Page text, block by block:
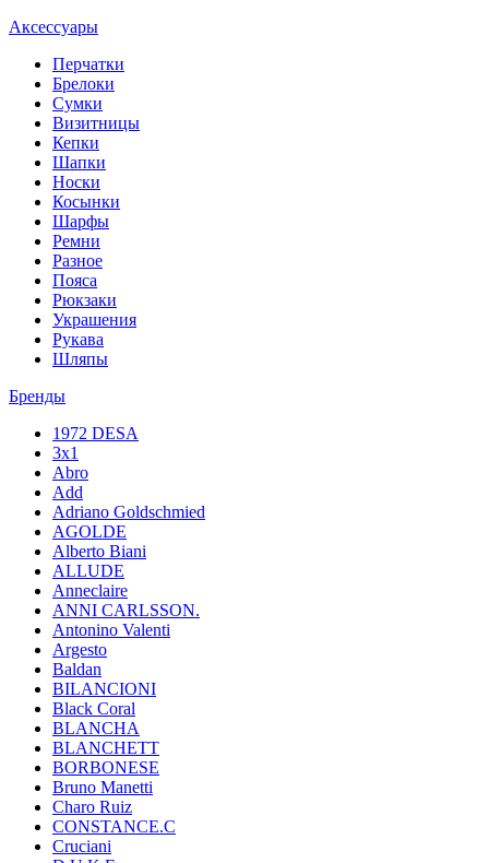
Аксессуары
Перчатки
Брелоки
Сумки
Визитницы
Кепки
Шапки
Носки
Косынки
Шарфы
Ремни
Разное
Пояса
Рюкзаки
Украшения
Рукава
Шляпы
Бренды
1972 DESA
3x1
Abro
Add
Adriano Goldschmied
AGOLDE
Alberto Biani
ALLUDE
Anneclaire
ANNI CARLSSON.
Antonino Valenti
Argesto
Baldan
BILANCIONI
Black Coral
BLANCHA
BLANCHETT
BORBONESE
Bruno Manetti
Charo Ruiz
CONSTANCE.C
Cruciani